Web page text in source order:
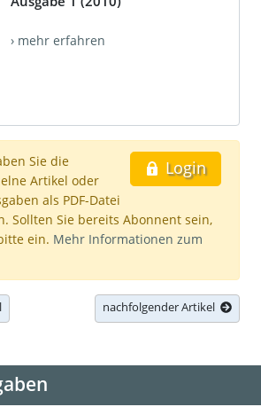
› mehr erfahren
Login
Sie die
Artikel oder
als PDF-Datei
Sollten Sie bereits Abonnent sein,
ein. Mehr Informationen zum
nachfolgender Artikel